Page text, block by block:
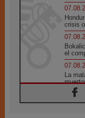
crisis
el
La
Tagle: